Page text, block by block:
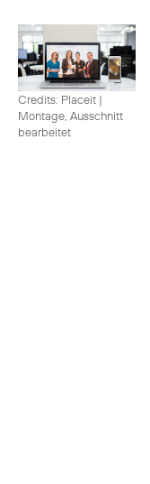
Credits: Placeit |
Montage, Ausschnitt
bearbeitet